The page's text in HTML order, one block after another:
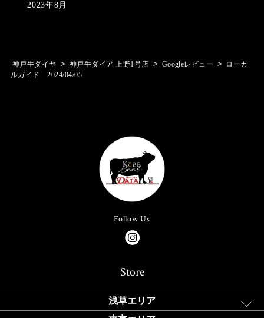
2023年8月
神戸牛ダイヤ > 神戸牛ダイア 上野1号店 > Googleレビュー >
ローカ
ルガイド 2024/04/05
Follow Us
Store
浅草エリア